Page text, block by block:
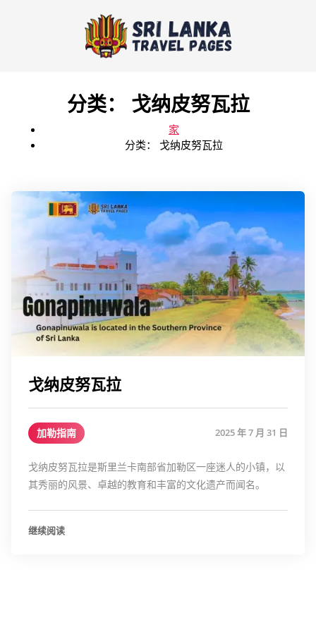
分类： 戈纳皮努瓦拉
家
分类： 戈纳皮努瓦拉
戈纳皮努瓦拉
加勒指南 2025 年 7 月 31 日
戈纳皮努瓦拉是斯里兰卡南部省加勒区一座迷人的小镇，以
其秀丽的风景、卓越的教育和丰富的文化遗产而闻名。
继续阅读